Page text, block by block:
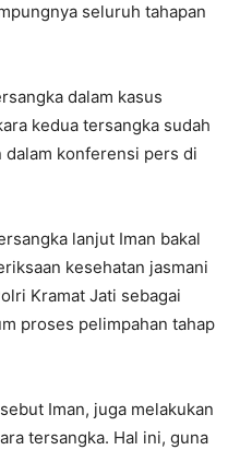
seluruh tahapan
dalam kasus
kedua tersangka sudah
dalam konferensi pers di
lanjut Iman bakal
kesehatan jasmani
Kramat Jati sebagai
proses pelimpahan tahap
Iman, juga melakukan
tersangka. Hal ini, guna